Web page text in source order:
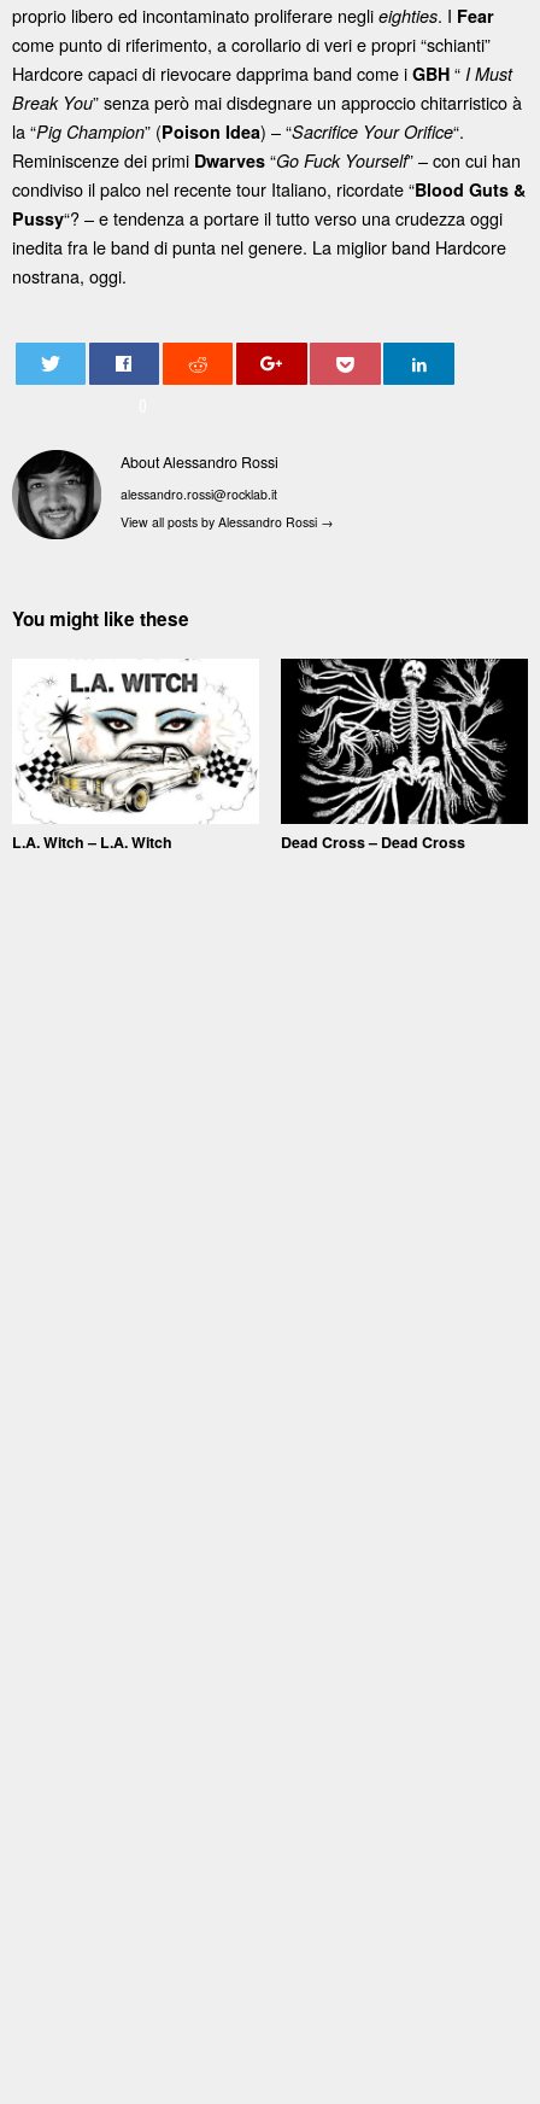
proprio libero ed incontaminato proliferare negli eighties. I Fear
come punto di riferimento, a corollario di veri e propri “schianti”
Hardcore capaci di rievocare dapprima band come i GBH “ I Must
Break You” senza però mai disdegnare un approccio chitarristico à
la “Pig Champion” (Poison Idea) – “Sacrifice Your Orifice“.
Reminiscenze dei primi Dwarves “Go Fuck Yourself” – con cui han
condiviso il palco nel recente tour Italiano, ricordate “Blood Guts &
Pussy“? – e tendenza a portare il tutto verso una crudezza oggi
inedita fra le band di punta nel genere. La miglior band Hardcore
nostrana, oggi.
About Alessandro Rossi
alessandro.rossi@rocklab.it
View all posts by Alessandro Rossi →
You might like these
L.A. Witch – L.A. Witch Dead Cross – Dead Cross